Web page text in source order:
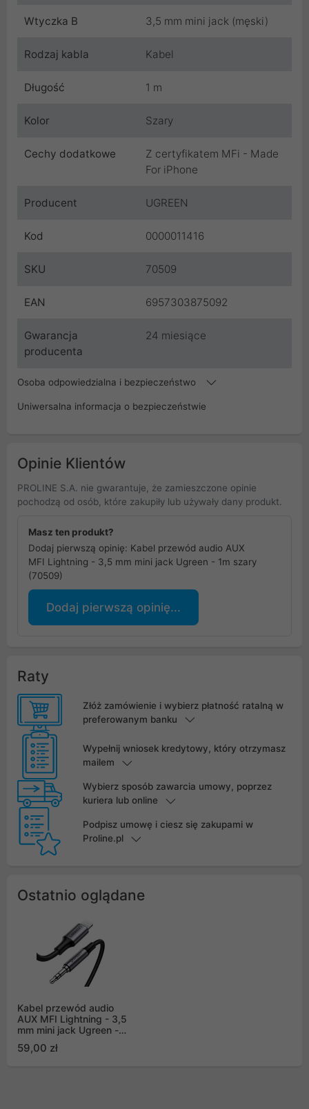
Wtyczka B 3,5 mm mini jack (męski)
Rodzaj kabla Kabel
Długość 1 m
Kolor Szary
Cechy dodatkowe
Z certyfikatem MFi - Made
For iPhone
Producent UGREEN
Kod 0000011416
SKU 70509
EAN 6957303875092
Gwarancja
producenta
24 miesiące
Osoba odpowiedzialna i bezpieczeństwo
Uniwersalna informacja o bezpieczeństwie
Opinie Klientów
PROLINE S.A. nie gwarantuje, że zamieszczone opinie
pochodzą od osób, które zakupiły lub używały dany produkt.
Masz ten produkt?
Dodaj pierwszą opinię: Kabel przewód audio AUX
MFI Lightning - 3,5 mm mini jack Ugreen - 1m szary
(70509)
Dodaj pierwszą opinię...
Raty
Złóż zamówienie i wybierz płatność ratalną w
preferowanym banku
Wypełnij wniosek kredytowy, który otrzymasz
mailem
Wybierz sposób zawarcia umowy, poprzez
kuriera lub online
Podpisz umowę i ciesz się zakupami w
Proline.pl
Ostatnio oglądane
Kabel przewód audio
AUX MFI Lightning - 3,5
mm mini jack Ugreen -
59,00 zł